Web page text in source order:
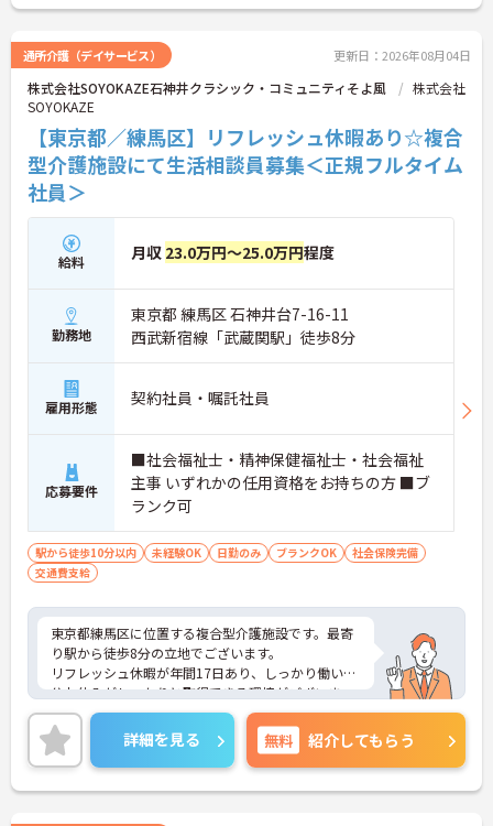
通所介護（デイサービス） 更新日：2026年08月04日
株式会社SOYOKAZE石神井クラシック・コミュニティそよ風
株式会社
SOYOKAZE
【東京都／練馬区】リフレッシュ休暇あり☆複合
型介護施設にて生活相談員募集＜正規フルタイム
社員＞
給料 月収 23.0万円～25.0万円程度
勤務地
東京都 練馬区 石神井台7-16-11
西武新宿線「武蔵関駅」徒歩8分
雇用形態 契約社員・嘱託社員
応募要件
■社会福祉士・精神保健福祉士・社会福祉
主事 いずれかの任用資格をお持ちの方 ■ブ
ランク可
駅から徒歩10分以内 未経験OK 日勤のみ ブランクOK
社会保険完備
交通費支給
東京都練馬区に位置する複合型介護施設です。最寄
り駅から徒歩8分の立地でございます。
リフレッシュ休暇が年間17日あり、しっかり働いた
分お休みがしっかりと取得できる環境がございま
す。
ご興味のある方には、面接対策ポイントなど、さら
に詳細をお話しいたしますのでお気軽にご相談くだ
さい！
詳細を見る 無料 紹介してもらう